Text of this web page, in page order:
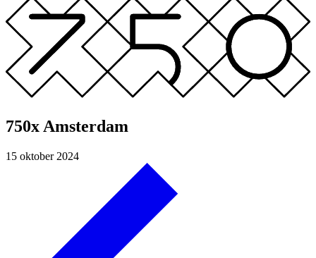
750x Amsterdam
15 oktober 2024